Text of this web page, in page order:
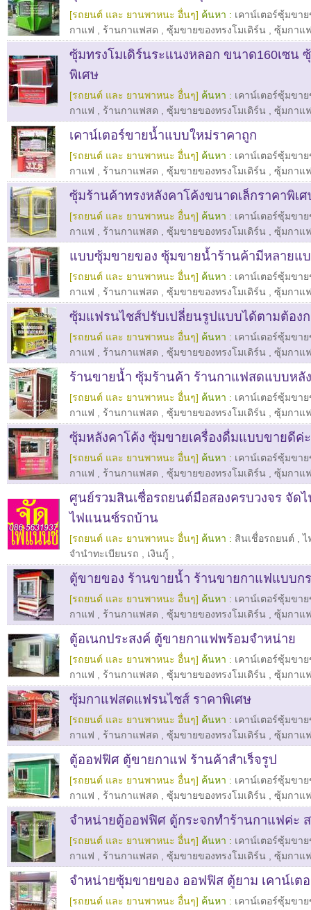
[รถยนต์ และ ยานพาหนะ อื่นๆ] ค้นหา : เคาน์เตอร์ซุ้มขา
กาแฟ
ร้านกาแฟสด ซุ้มขายของทรงโมเดิร์น ซุ้มกาแ
ซุ้มทรงโมเดิร์นระแนงหลอก ขนาด160เซน
พิเศษ
[รถยนต์ และ ยานพาหนะ อื่นๆ] ค้นหา : เคาน์เตอร์ซุ้มขา
กาแฟ
ร้านกาแฟสด ซุ้มขายของทรงโมเดิร์น ซุ้มกาแ
เคาน์เตอร์ขายน้ำแบบใหม่ราคาถูก
[รถยนต์ และ ยานพาหนะ อื่นๆ] ค้นหา : เคาน์เตอร์ซุ้มขา
กาแฟ
ร้านกาแฟสด ซุ้มขายของทรงโมเดิร์น ซุ้มกาแ
ซุ้มร้านค้าทรงหลังคาโค้งขนาดเล็กราคาพิเศ
[รถยนต์ และ ยานพาหนะ อื่นๆ] ค้นหา : เคาน์เตอร์ซุ้มขา
กาแฟ
ร้านกาแฟสด ซุ้มขายของทรงโมเดิร์น ซุ้มกาแ
แบบซุ้มขายของ ซุ้มขายน้ำร้านค้ามีหลายแ
[รถยนต์ และ ยานพาหนะ อื่นๆ] ค้นหา : เคาน์เตอร์ซุ้มขา
กาแฟ
ร้านกาแฟสด ซุ้มขายของทรงโมเดิร์น ซุ้มกาแ
ซุ้มแฟรนไชส์ปรับเปลี่ยนรูปแบบได้ตามต้อง
[รถยนต์ และ ยานพาหนะ อื่นๆ] ค้นหา : เคาน์เตอร์ซุ้มขา
กาแฟ
ร้านกาแฟสด ซุ้มขายของทรงโมเดิร์น ซุ้มกาแ
ร้านขายน้ำ ซุ้มร้านค้า ร้านกาแฟสดแบบหลั
[รถยนต์ และ ยานพาหนะ อื่นๆ] ค้นหา : เคาน์เตอร์ซุ้มขา
กาแฟ
ร้านกาแฟสด ซุ้มขายของทรงโมเดิร์น ซุ้มกาแ
ซุ้มหลังคาโค้ง ซุ้มขายเครื่องดื่มแบบขายดีค่ะ
[รถยนต์ และ ยานพาหนะ อื่นๆ] ค้นหา : เคาน์เตอร์ซุ้มขา
กาแฟ
ร้านกาแฟสด ซุ้มขายของทรงโมเดิร์น ซุ้มกาแ
ศูนย์รวมสินเชื่อรถยนต์มือสองครบวงจร จัด
ไฟแนนซ์รถบ้าน
[รถยนต์ และ ยานพาหนะ อื่นๆ] ค้นหา : สินเชื่อรถยนต์ ,ไ
จำนำทะเบียนรถ
เงินกู้
ตู้ขายของ ร้านขายน้ำ ร้านขายกาแฟแบบก
[รถยนต์ และ ยานพาหนะ อื่นๆ] ค้นหา : เคาน์เตอร์ซุ้มขา
กาแฟ
ร้านกาแฟสด ซุ้มขายของทรงโมเดิร์น ซุ้มกาแ
ตู้อเนกประสงค์ ตู้ขายกาแฟพร้อมจำหน่าย
[รถยนต์ และ ยานพาหนะ อื่นๆ] ค้นหา : เคาน์เตอร์ซุ้มขา
กาแฟ
ร้านกาแฟสด ซุ้มขายของทรงโมเดิร์น ซุ้มกาแ
ซุ้มกาแฟสดแฟรนไชส์ ราคาพิเศษ
[รถยนต์ และ ยานพาหนะ อื่นๆ] ค้นหา : เคาน์เตอร์ซุ้มขา
กาแฟ
ร้านกาแฟสด ซุ้มขายของทรงโมเดิร์น ซุ้มกาแ
ตู้ออฟฟิศ ตู้ขายกาแฟ ร้านค้าสำเร็จรูป
[รถยนต์ และ ยานพาหนะ อื่นๆ] ค้นหา : เคาน์เตอร์ซุ้มขา
กาแฟ
ร้านกาแฟสด ซุ้มขายของทรงโมเดิร์น ซุ้มกาแ
จำหน่ายตู้ออฟฟิศ ตู้กระจกทำร้านกาแฟค่ะ
[รถยนต์ และ ยานพาหนะ อื่นๆ] ค้นหา : เคาน์เตอร์ซุ้มขา
กาแฟ
ร้านกาแฟสด ซุ้มขายของทรงโมเดิร์น ซุ้มกาแ
จำหน่ายซุ้มขายของ ออฟฟิส ตู้ยาม เคาน์เต
[รถยนต์ และ ยานพาหนะ อื่นๆ] ค้นหา : เคาน์เตอร์ซุ้มขา